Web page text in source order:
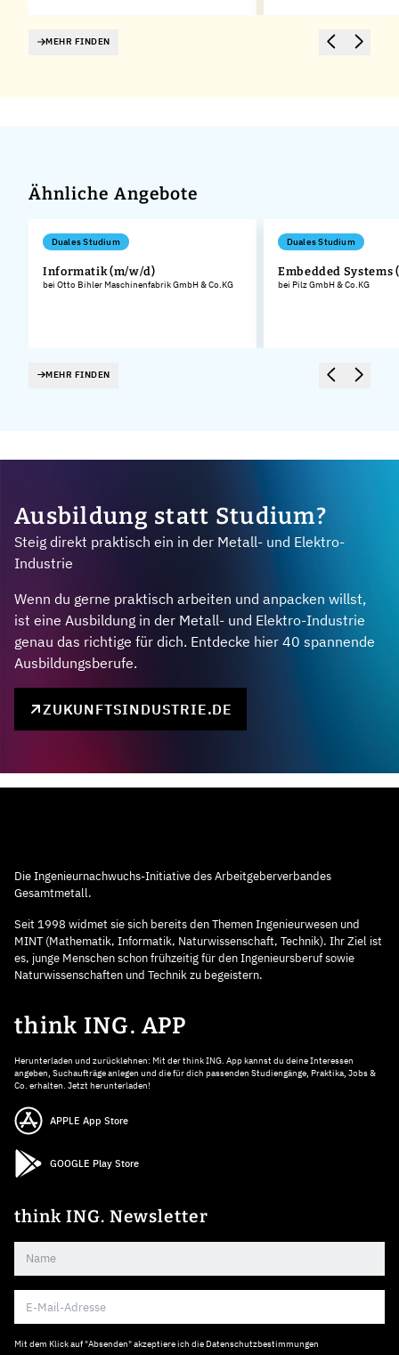
MEHR FINDEN
Ähnliche Angebote
Duales Studium
Informatik (m/w/d)
bei Otto Bihler Maschinenfabrik GmbH & Co.KG
Duales Studium
Embedded Systems
bei Pilz GmbH & Co.KG
MEHR FINDEN
Ausbildung statt Studium?
Steig direkt praktisch ein in der Metall- und Elektro-
Industrie
Wenn du gerne praktisch arbeiten und anpacken willst,
ist eine Ausbildung in der Metall- und Elektro-Industrie
genau das richtige für dich. Entdecke hier 40 spannende
Ausbildungsberufe.
ZUKUNFTSINDUSTRIE.DE
Die Ingenieurnachwuchs-Initiative des Arbeitgeberverbandes
Gesamtmetall.
Seit 1998 widmet sie sich bereits den Themen Ingenieurwesen und
MINT (Mathematik, Informatik, Naturwissenschaft, Technik). Ihr Ziel ist
es, junge Menschen schon frühzeitig für den Ingenieursberuf sowie
Naturwissenschaften und Technik zu begeistern.
think ING. APP
Herunterladen und zurücklehnen: Mit der think ING. App kannst du deine Interessen
angeben, Suchaufträge anlegen und die für dich passenden Studiengänge, Praktika, Jobs &
Co. erhalten. Jetzt herunterladen!
APPLE App Store
GOOGLE Play Store
think ING. Newsletter
Mit dem Klick auf "Absenden" akzeptiere ich die Datenschutzbestimmungen